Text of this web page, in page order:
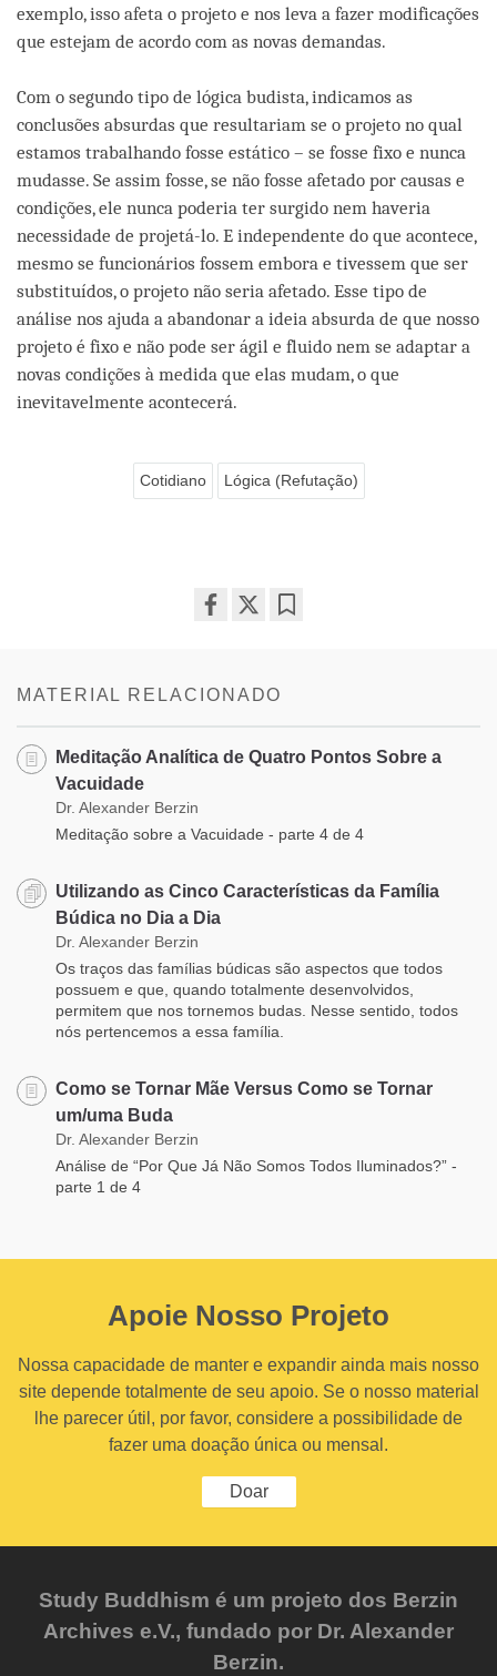
exemplo, isso afeta o projeto e nos leva a fazer modificações
que estejam de acordo com as novas demandas.
Com o segundo tipo de lógica budista, indicamos as
conclusões absurdas que resultariam se o projeto no qual
estamos trabalhando fosse estático – se fosse fixo e nunca
mudasse. Se assim fosse, se não fosse afetado por causas e
condições, ele nunca poderia ter surgido nem haveria
necessidade de projetá-lo. E independente do que acontece,
mesmo se funcionários fossem embora e tivessem que ser
substituídos, o projeto não seria afetado. Esse tipo de
análise nos ajuda a abandonar a ideia absurda de que nosso
projeto é fixo e não pode ser ágil e fluido nem se adaptar a
novas condições à medida que elas mudam, o que
inevitavelmente acontecerá.
Cotidiano Lógica (Refutação)
MATERIAL RELACIONADO
Meditação Analítica de Quatro Pontos Sobre a
Vacuidade
Dr. Alexander Berzin
Meditação sobre a Vacuidade - parte 4 de 4
Utilizando as Cinco Características da Família
Búdica no Dia a Dia
Dr. Alexander Berzin
Os traços das famílias búdicas são aspectos que todos
possuem e que, quando totalmente desenvolvidos,
permitem que nos tornemos budas. Nesse sentido, todos
nós pertencemos a essa família.
Como se Tornar Mãe Versus Como se Tornar
um/uma Buda
Dr. Alexander Berzin
Análise de “Por Que Já Não Somos Todos Iluminados?” -
parte 1 de 4
Apoie Nosso Projeto
Nossa capacidade de manter e expandir ainda mais nosso
site depende totalmente de seu apoio. Se o nosso material
lhe parecer útil, por favor, considere a possibilidade de
fazer uma doação única ou mensal.
Doar
Study Buddhism é um projeto dos Berzin
Archives e.V., fundado por Dr. Alexander
Berzin.